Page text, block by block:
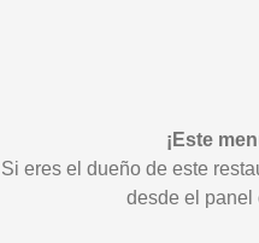
¡Este
Si eres el dueño de este
desde el panel